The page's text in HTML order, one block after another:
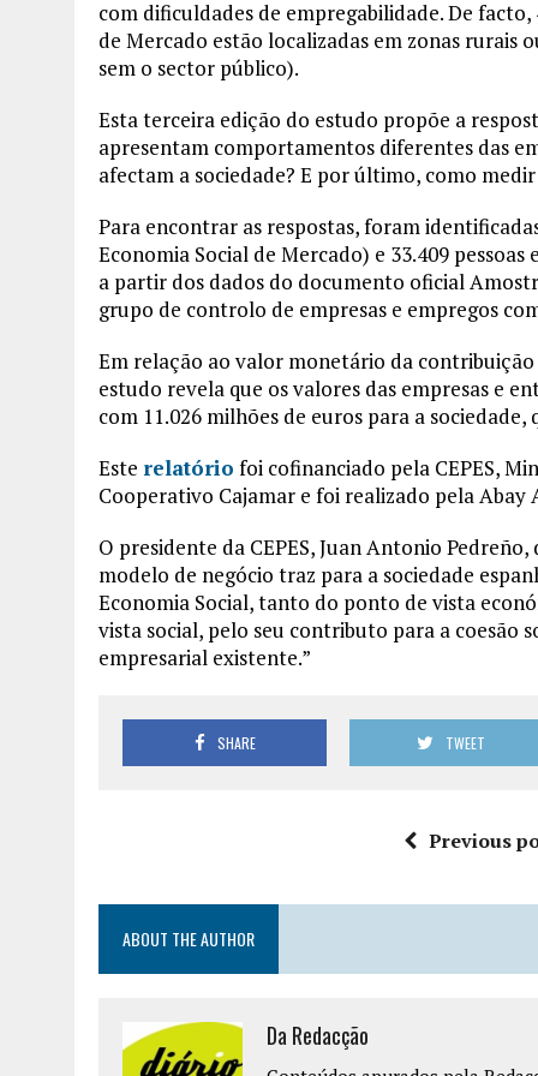
com dificuldades de empregabilidade. De facto,
de Mercado estão localizadas em zonas rurais
sem o sector público).
Esta terceira edição do estudo propõe a
apresentam comportamentos diferentes das
afectam a sociedade? E por último, como
Para encontrar as respostas, foram
Economia Social de Mercado) e 33.409
a partir dos dados do documento oficial
grupo de controlo de empresas e empregos
Em relação ao valor monetário da
estudo revela que os valores das empresas e
com 11.026 milhões de euros para a
Este relatório foi cofinanciado pela CEPES,
Cooperativo Cajamar e foi realizado pela
O presidente da CEPES, Juan Antonio
modelo de negócio traz para a sociedade
Economia Social, tanto do ponto de vista
vista social, pelo seu contributo para a coesão
empresarial existente.”
SHARE TWEET
Previous
ABOUT THE AUTHOR
Da Redacção